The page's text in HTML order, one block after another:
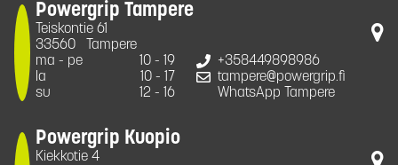
Powergrip Tampere
Teiskontie 61
33560
Tampere
ma - pe
10 - 19
la
10 - 17
su
12 - 16
+358449898986
tampere@powergrip.fi
WhatsApp Tampere
Powergrip Kuopio
Kiekkotie 4